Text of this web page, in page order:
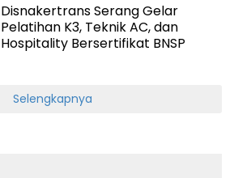
Disnakertrans Serang Gelar
Pelatihan K3, Teknik AC, dan
Hospitality Bersertifikat BNSP
Selengkapnya